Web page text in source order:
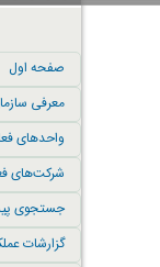
صفحه اول
معرفی
واحدهای
شرکت‌های
جستجوی
گزارشات